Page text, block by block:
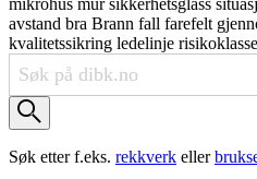
mikrohus mursikkerhetsglass
avstand bra Brann fall farefelt
kvalitetssikring ledelinje risikoklasse
Søk etter f.eks. rekkverk eller